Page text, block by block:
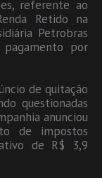
referente ao
Retido na
Petrobras
pagamento por
de quitação
questionadas
anunciou
de impostos
de R$ 3,9